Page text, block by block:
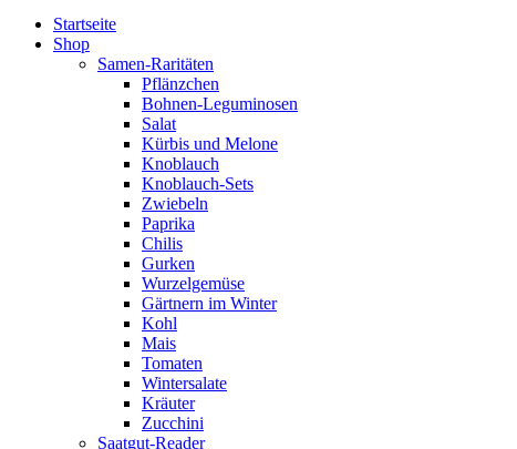
Startseite
Shop
Samen-Raritäten
Pflänzchen
Bohnen-Leguminosen
Salat
Kürbis und Melone
Knoblauch
Knoblauch-Sets
Zwiebeln
Paprika
Chilis
Gurken
Wurzelgemüse
Gärtnern im Winter
Kohl
Mais
Tomaten
Wintersalate
Kräuter
Zucchini
Saatgut-Reader